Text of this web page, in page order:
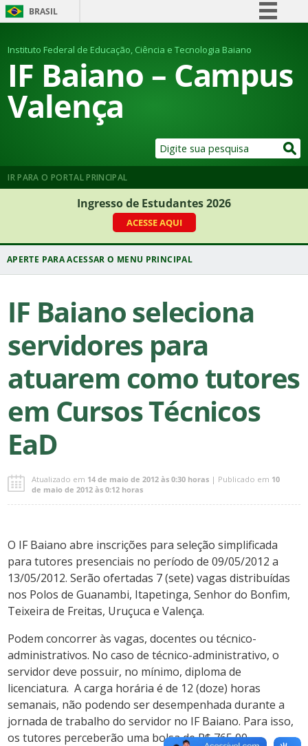
BRASIL
Comunica BR
Participe
Instituto Federal de Educação, Ciência e Tecnologia Baiano
IF Baiano – Campus
Valença
IR PARA O PORTAL PRINCIPAL
Ingresso de Estudantes 2026
ACESSE AQUI
IF Baiano seleciona
servidores para
atuarem como tutores
em Cursos Técnicos
EaD
Atualizado em 14 de maio de 2012 às 0:30 horas | Publicado em 10
de maio de 2012 às 0:12 horas
O IF Baiano abre inscrições para seleção simplificada
para tutores presenciais no período de 09/05/2012 a
13/05/2012. Serão ofertadas 7 (sete) vagas distribuídas
nos Polos de Guanambi, Itapetinga, Senhor do Bonfim,
Teixeira de Freitas, Uruçuca e Valença.
Podem concorrer às vagas, docentes ou técnico-
administrativos. No caso de técnico-administrativo, o
servidor deve possuir, no mínimo, diploma de
licenciatura. A carga horária é de 12 (doze) horas
semanais, não podendo ser desempenhada durante a
jornada de trabalho do servidor no IF Baiano. Para isso,
os tutores perceberão uma bolsa de R$ 765,00